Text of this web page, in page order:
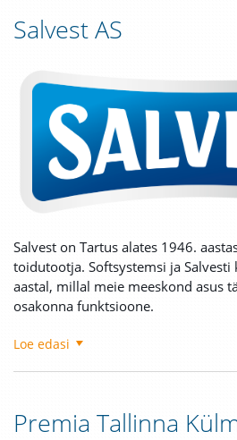
Salvest AS
Salvest on Tartus alates 1946.
toidutootja. Softsystemsi ja
aastal, millal meie meeskond asus
osakonna funktsioone.
Loe edasi
Premia Tallinna